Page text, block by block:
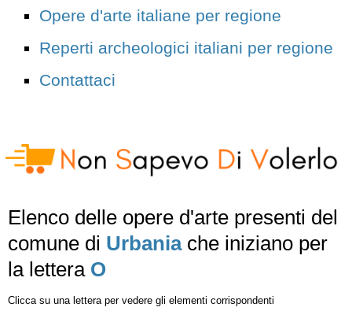
Opere d'arte italiane per regione
Reperti archeologici italiani per regione
Contattaci
Elenco delle opere d'arte presenti del
comune di Urbaniache iniziano per
la lettera O
Clicca su una lettera per vedere gli elementi corrispondenti